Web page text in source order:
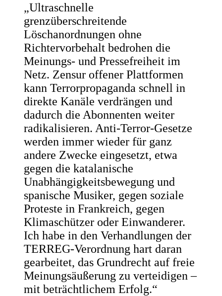
„Ultraschnelle
grenzüberschreitende
Löschanordnungen ohne
Richtervorbehalt bedrohen die
Meinungs- und Pressefreiheit im
Netz. Zensur offener Plattformen
kann Terrorpropaganda schnell in
direkte Kanäle verdrängen und
dadurch die Abonnenten weiter
radikalisieren. Anti-Terror-Gesetze
werden immer wieder für ganz
andere Zwecke eingesetzt, etwa
gegen die katalanische
Unabhängigkeitsbewegung und
spanische Musiker, gegen soziale
Proteste in Frankreich, gegen
Klimaschützer oder Einwanderer.
Ich habe in den Verhandlungen der
TERREG-Verordnung hart daran
gearbeitet, das Grundrecht auf freie
Meinungsäußerung zu verteidigen –
mit beträchtlichem Erfolg.“